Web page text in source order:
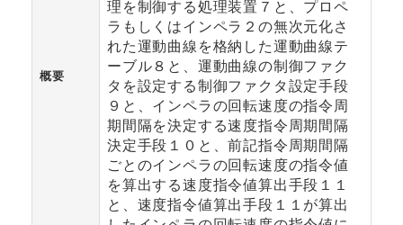
概要
理を制御する処理装置７と、プロペ
ラもしくはインペラ２の無次元化さ
れた運動曲線を格納した運動曲線テ
ーブル８と、運動曲線の制御ファク
タを設定する制御ファクタ設定手段
９と、インペラの回転速度の指令周
期間隔を決定する速度指令周期間隔
決定手段１０と、前記指令周期間隔
ごとのインペラの回転速度の指令値
を算出する速度指令値算出手段１１
と、速度指令値算出手段１１が算出